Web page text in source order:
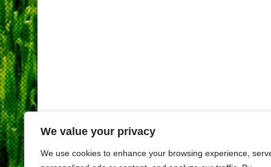
We value your privacy
We use cookies to enhance your browsing experience,